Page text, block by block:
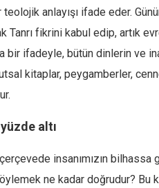
teolojik anlayışı ifade eder.
fikrini kabul edip, artık
bir ifadeyle, bütün dinlerin ve
kitaplar, peygamberler,
altı
insanımızın
ne kadar doğrudur?